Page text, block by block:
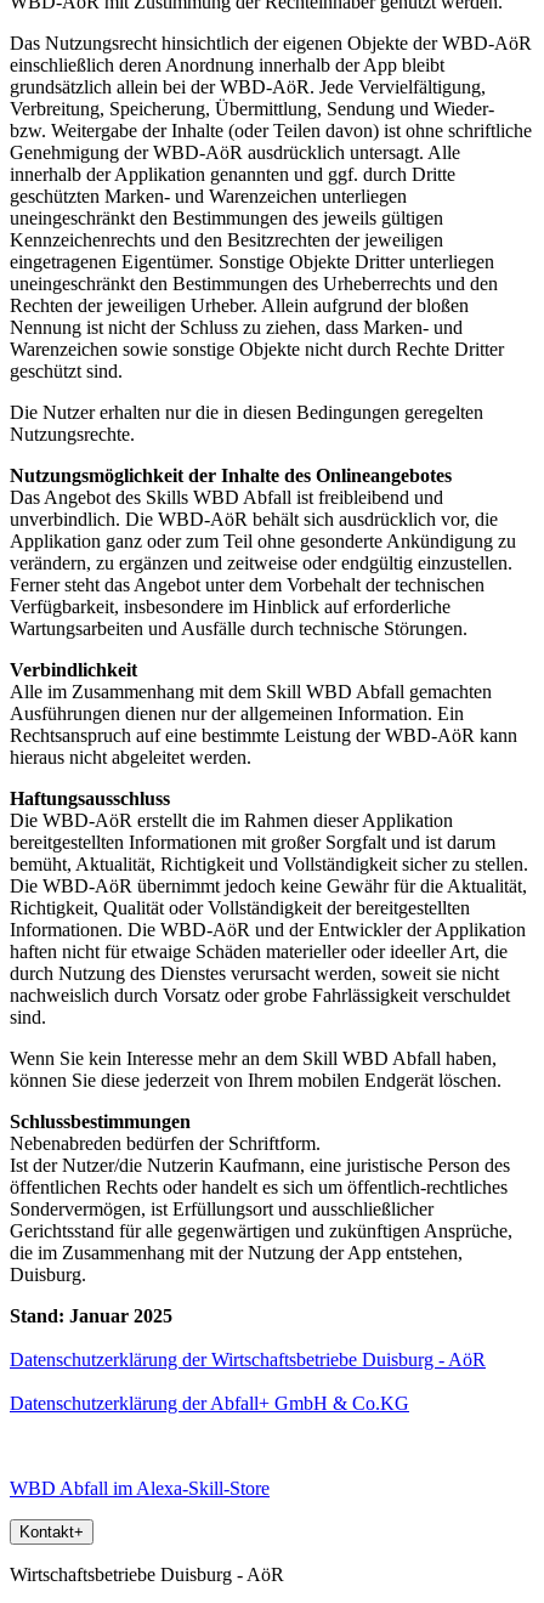
Das Nutzungsrecht hinsichtlich der eigenen Objekte der WBD-AöR
einschließlich deren Anordnung innerhalb der App bleibt
grundsätzlich allein bei der WBD-AöR. Jede Vervielfältigung,
Verbreitung, Speicherung, Übermittlung, Sendung und Wieder-
bzw. Weitergabe der Inhalte (oder Teilen davon) ist ohne schriftliche
Genehmigung der WBD-AöR ausdrücklich untersagt. Alle
innerhalb der Applikation genannten und ggf. durch Dritte
geschützten Marken- und Warenzeichen unterliegen
uneingeschränkt den Bestimmungen des jeweils gültigen
Kennzeichenrechts und den Besitzrechten der jeweiligen
eingetragenen Eigentümer. Sonstige Objekte Dritter unterliegen
uneingeschränkt den Bestimmungen des Urheberrechts und den
Rechten der jeweiligen Urheber. Allein aufgrund der bloßen
Nennung ist nicht der Schluss zu ziehen, dass Marken- und
Warenzeichen sowie sonstige Objekte nicht durch Rechte Dritter
geschützt sind.
Die Nutzer erhalten nur die in diesen Bedingungen geregelten
Nutzungsrechte.
Nutzungsmöglichkeit der Inhalte des Onlineangebotes
Das Angebot des Skills WBD Abfall ist freibleibend und
unverbindlich. Die WBD-AöR behält sich ausdrücklich vor, die
Applikation ganz oder zum Teil ohne gesonderte Ankündigung zu
verändern, zu ergänzen und zeitweise oder endgültig einzustellen.
Ferner steht das Angebot unter dem Vorbehalt der technischen
Verfügbarkeit, insbesondere im Hinblick auf erforderliche
Wartungsarbeiten und Ausfälle durch technische Störungen.
Verbindlichkeit
Alle im Zusammenhang mit dem Skill WBD Abfall gemachten
Ausführungen dienen nur der allgemeinen Information. Ein
Rechtsanspruch auf eine bestimmte Leistung der WBD-AöR kann
hieraus nicht abgeleitet werden.
Haftungsausschluss
Die WBD-AöR erstellt die im Rahmen dieser Applikation
bereitgestellten Informationen mit großer Sorgfalt und ist darum
bemüht, Aktualität, Richtigkeit und Vollständigkeit sicher zu stellen.
Die WBD-AöR übernimmt jedoch keine Gewähr für die Aktualität,
Richtigkeit, Qualität oder Vollständigkeit der bereitgestellten
Informationen. Die WBD-AöR und der Entwickler der Applikation
haften nicht für etwaige Schäden materieller oder ideeller Art, die
durch Nutzung des Dienstes verursacht werden, soweit sie nicht
nachweislich durch Vorsatz oder grobe Fahrlässigkeit verschuldet
sind.
Wenn Sie kein Interesse mehr an dem Skill WBD Abfall haben,
können Sie diese jederzeit von Ihrem mobilen Endgerät löschen.
Schlussbestimmungen
Nebenabreden bedürfen der Schriftform.
Ist der Nutzer/die Nutzerin Kaufmann, eine juristische Person des
öffentlichen Rechts oder handelt es sich um öffentlich-rechtliches
Sondervermögen, ist Erfüllungsort und ausschließlicher
Gerichtsstand für alle gegenwärtigen und zukünftigen Ansprüche,
die im Zusammenhang mit der Nutzung der App entstehen,
Duisburg.
Stand: Januar 2025
Datenschutzerklärung der Wirtschaftsbetriebe Duisburg - AöR
Datenschutzerklärung der Abfall+ GmbH & Co.KG
WBD Abfall im Alexa-Skill-Store
Kontakt+
Wirtschaftsbetriebe Duisburg - AöR